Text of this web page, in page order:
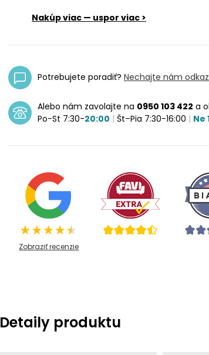
Nakúp viac — uspor viac >
Potrebujete poradiť? Nechajte nám odkaz
Alebo nám zavolajte na 0950 103 422 a
Po-St 7:30-20:00 | Št–Pia 7:30-16:00 | Ne
Zobraziť recenzie
Detaily produktu